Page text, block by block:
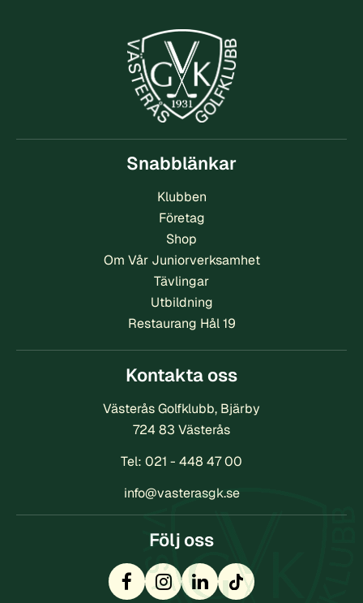
Snabblänkar
Klubben
Företag
Shop
Om Vår Juniorverksamhet
Tävlingar
Utbildning
Restaurang Hål 19
Kontakta oss
Västerås Golfklubb, Bjärby
724 83 Västerås
Tel: 021 - 448 47 00
info@vasterasgk.se
Följ oss